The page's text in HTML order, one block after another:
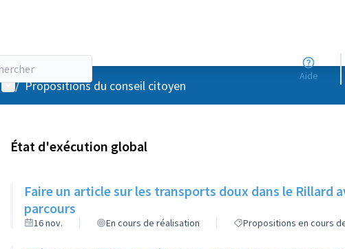
Aide
Menu utilisateur
/ Propositions du conseil citoyen
État d'exécution global
Faire un article sur les transports doux dans le Rillard
parcours
16 nov. En cours de réalisation Propositions en cours